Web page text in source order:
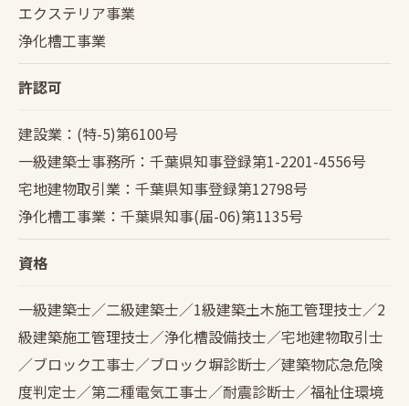
エクステリア事業
浄化槽工事業
許認可
建設業：(特-5)第6100号
一級建築士事務所：千葉県知事登録第1-2201-4556号
宅地建物取引業：千葉県知事登録第12798号
浄化槽工事業：千葉県知事(届-06)第1135号
資格
一級建築士／二級建築士／1級建築土木施工管理技士／2
級建築施工管理技士／浄化槽設備技士／宅地建物取引士
／ブロック工事士／ブロック塀診断士／建築物応急危険
度判定士／第二種電気工事士／耐震診断士／福祉住環境